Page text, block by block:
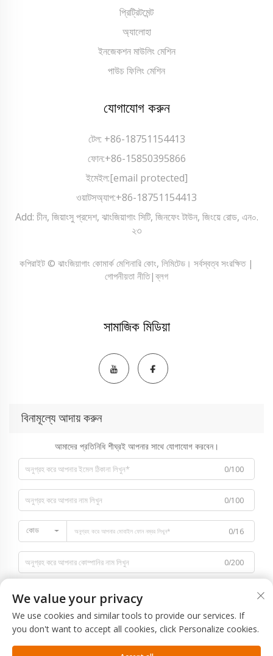
প্রিট্রিটমেন্ট
অ্যালোহা
ইনজেকশন মাউলিং মেশিন
পাউচ ফিলিং মেশিন
যোগাযোগ করুন
টেল: +86-18751154413
ফোন:+86-15850395866
ইমেইল:[email protected]
ওয়াটসঅ্যাপ:+86-18751154413
Add: চীন, জিয়াংসু প্রদেশ, ঝাংজিয়াগাং সিটি, জিনফেং টাউন, জিংয়ে রোড, এন০.
২৩
কপিরাইট © ঝাংজিয়াগাং কোমার্ক মেশিনারি কোং, লিমিটেড। সর্বস্বত্ব সংরক্ষিত |
গোপনীয়তা নীতি| ব্লগ
সামাজিক মিডিয়া
বিনামূল্যে আদায় করুন
আমাদের প্রতিনিধি শীঘ্রই আপনার সাথে যোগাযোগ করবেন।
0/100
0/100
কোড 0/16
0/200
0/1000
We value your privacy
We use cookies and similar tools to provide our services. If
you don't want to accept all cookies, click Personalize cookies.